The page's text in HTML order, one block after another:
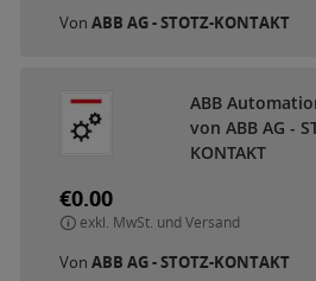
Von ABB AG - STOTZ-KONTAKT
ABB
von ABB AG -
KONTAKT
€0.00
exkl. MwSt. und Versand
Von ABB AG - STOTZ-KONTAKT